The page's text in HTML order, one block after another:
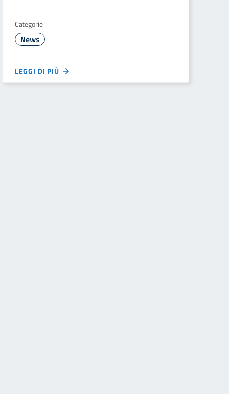
Categorie
News
LEGGI DI PIÙ